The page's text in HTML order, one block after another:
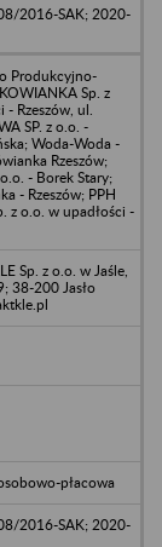
2016-SAK; 2020-
Produkcyjno-
Sp. z
Rzeszów, ul.
SP. z o.o. -
Woda-Woda -
Rzeszów;
- Borek Stary;
- Rzeszów; PPH
z o.o. w upadłości -
Sp. z o.o. w Jaśle,
38-200 Jasło
płacowa
2016-SAK; 2020-